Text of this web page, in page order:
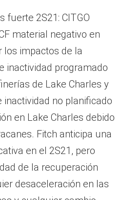
fuerte 2S21: CITGO
material negativo en
los impactos de la
inactividad programado
de Lake Charles y
inactividad no planificado
en Lake Charles debido
Fitch anticipa una
en el 2S21, pero
de la recuperación
desaceleración en las